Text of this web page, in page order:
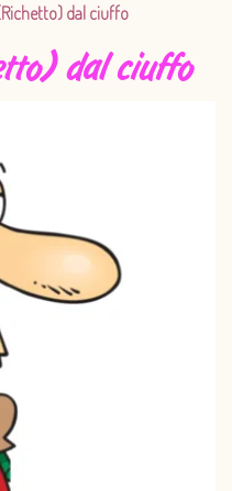
dal ciuffo
dal ciuffo